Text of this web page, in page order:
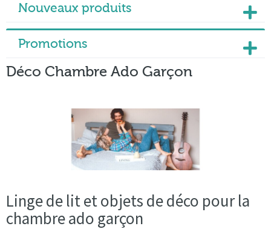
Nouveaux produits
Promotions
Déco Chambre Ado Garçon
Linge de lit et objets de déco pour la
chambre ado garçon